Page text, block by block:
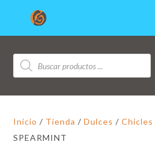
Búsqueda
de
productos
Inicio / Tienda /Dulces /Chicles
SPEARMINT